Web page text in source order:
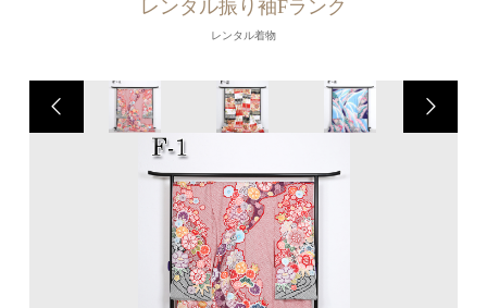
レンタル振り袖Fランク
レンタル着物